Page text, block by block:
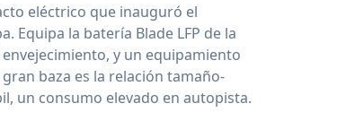
eléctrico que inauguró el
Equipa la batería Blade LFP de la
y un equipamiento
baza es la relación tamaño-
un consumo elevado en autopista.